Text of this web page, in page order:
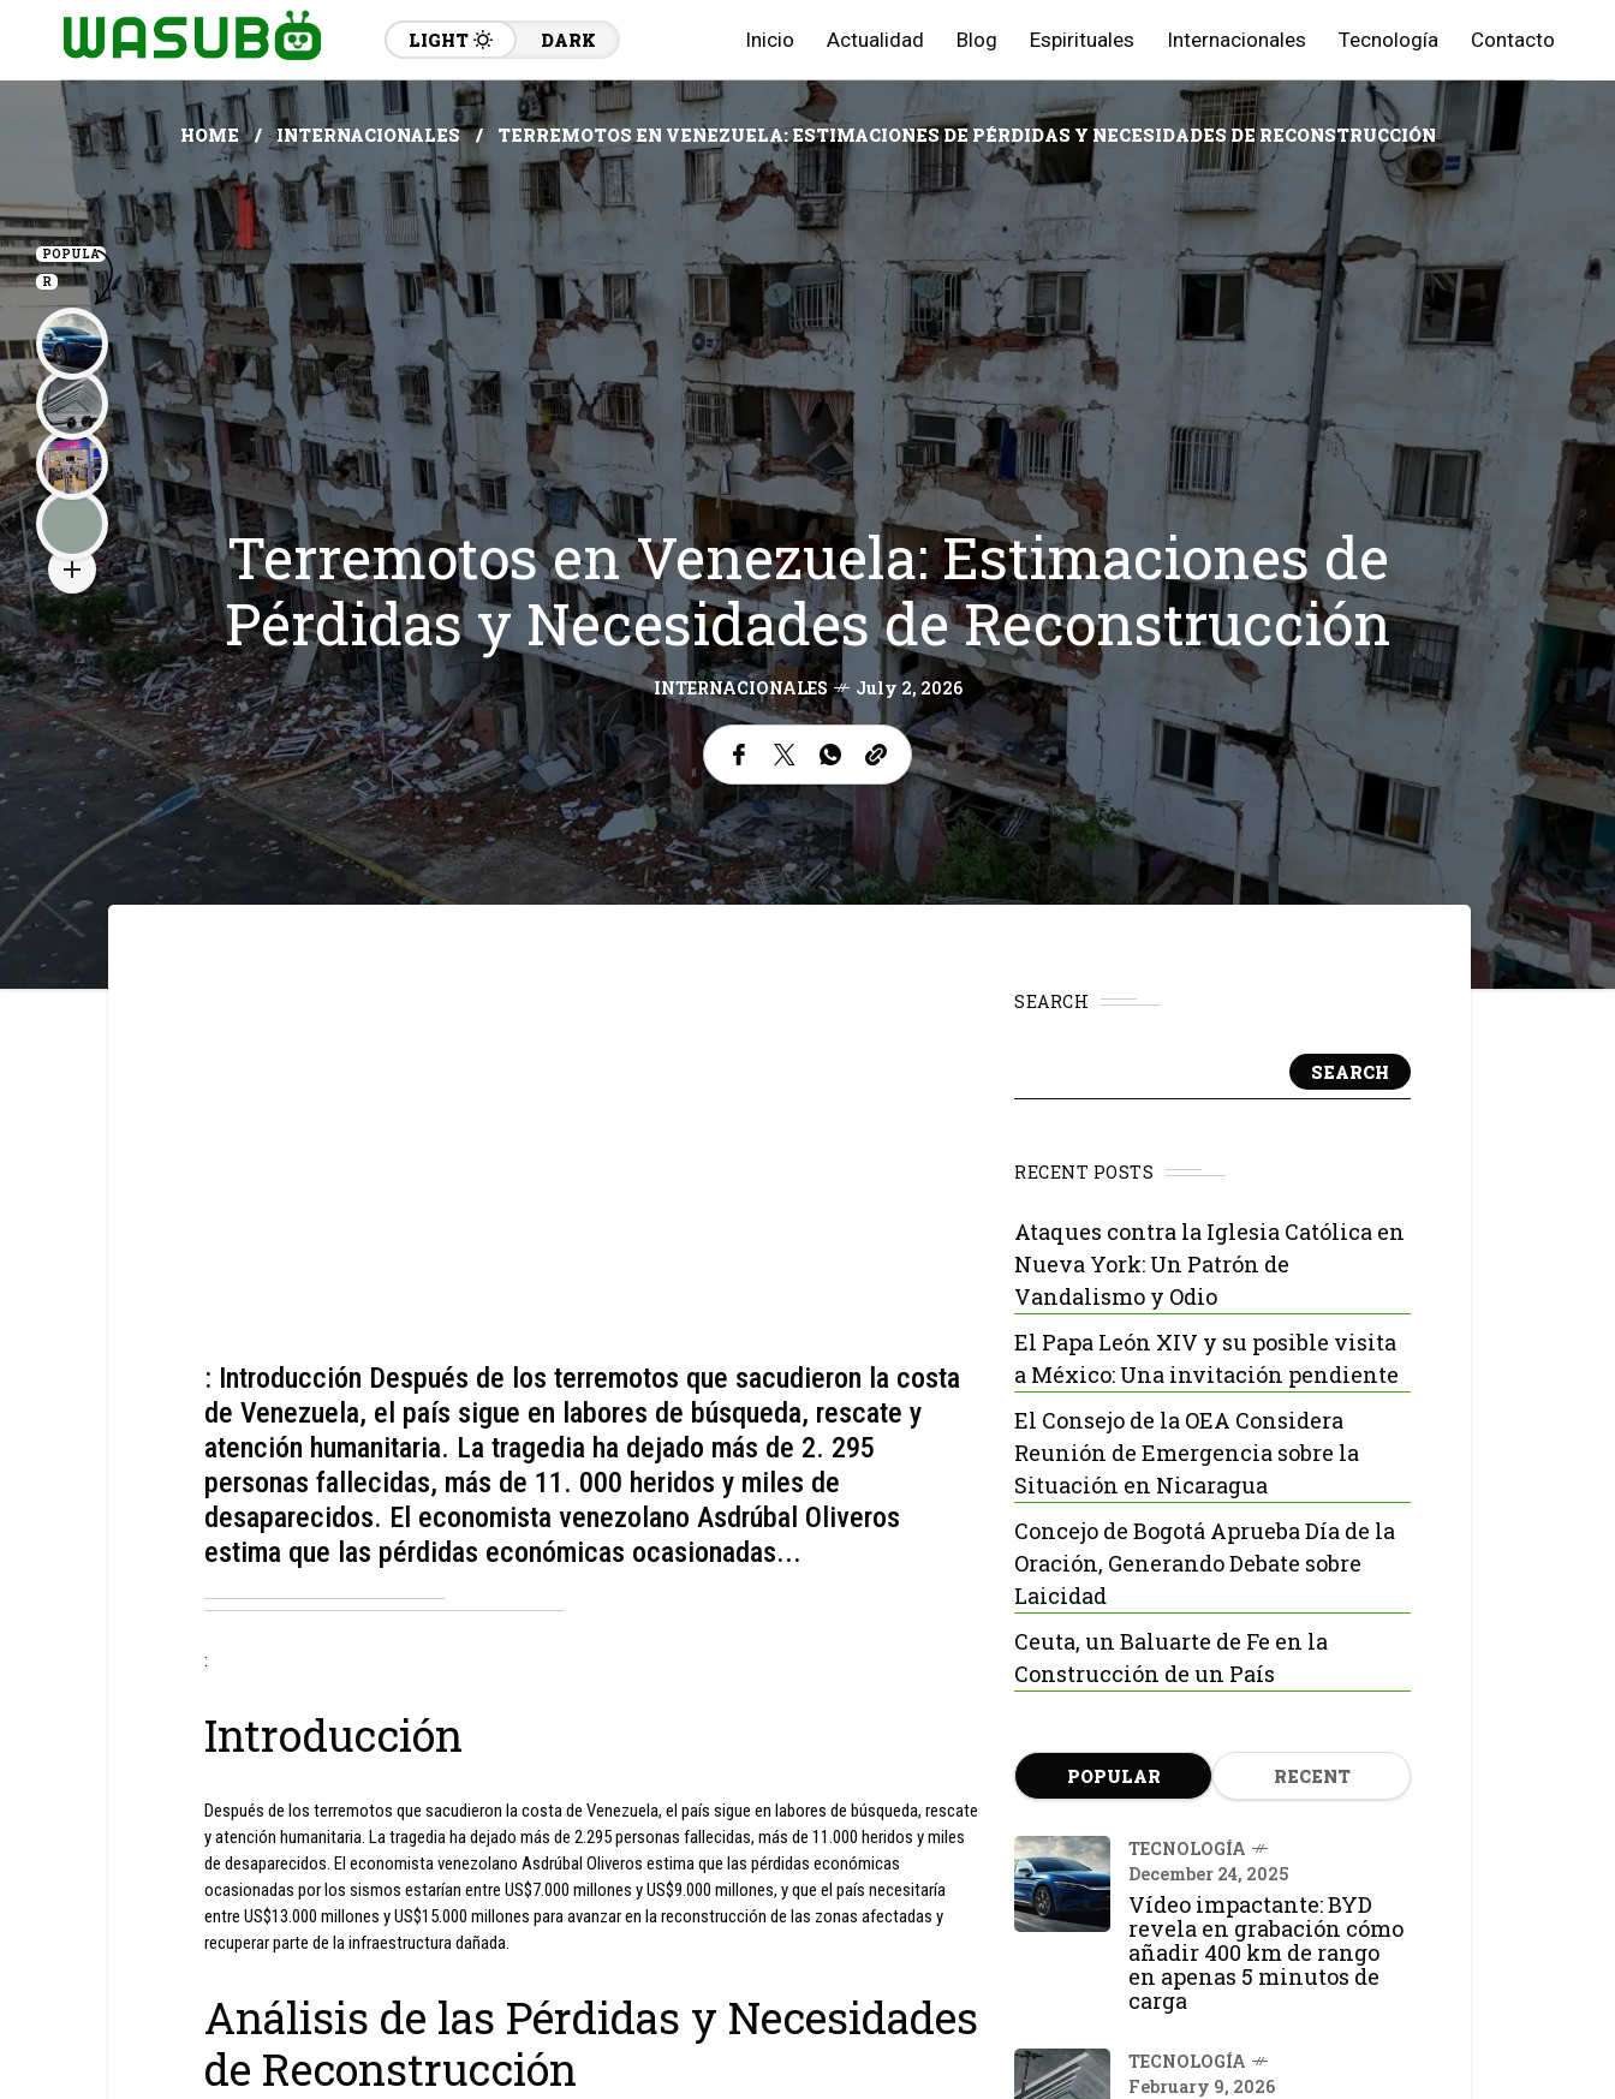
LIGHT DARK Inicio Actualidad Blog Espirituales Internacionales Tecnología Contacto
HOME INTERNACIONALES TERREMOTOS EN VENEZUELA: ESTIMACIONES DE PÉRDIDAS Y NECESIDADES DE RECONSTRUCCIÓN
Terremotos en Venezuela: Estimaciones de
Pérdidas y Necesidades de Reconstrucción
INTERNACIONALES July 2, 2026
: Introducción Después de los terremotos que sacudieron la costa
de Venezuela, el país sigue en labores de búsqueda, rescate y
atención humanitaria. La tragedia ha dejado más de 2. 295
personas fallecidas, más de 11. 000 heridos y miles de
desaparecidos. El economista venezolano Asdrúbal Oliveros
estima que las pérdidas económicas ocasionadas...
:
Introducción
Después de los terremotos que sacudieron la costa de Venezuela, el país sigue en labores de búsqueda, rescate
y atención humanitaria. La tragedia ha dejado más de 2.295 personas fallecidas, más de 11.000 heridos y miles
de desaparecidos. El economista venezolano Asdrúbal Oliveros estima que las pérdidas económicas
ocasionadas por los sismos estarían entre US$7.000 millones y US$9.000 millones, y que el país necesitaría
entre US$13.000 millones y US$15.000 millones para avanzar en la reconstrucción de las zonas afectadas y
recuperar parte de la infraestructura dañada.
Análisis de las Pérdidas y Necesidades
de Reconstrucción
SEARCH
SEARCH
RECENT POSTS
Ataques contra la Iglesia Católica en
Nueva York: Un Patrón de
Vandalismo y Odio
El Papa León XIV y su posible visita
a México: Una invitación pendiente
El Consejo de la OEA Considera
Reunión de Emergencia sobre la
Situación en Nicaragua
Concejo de Bogotá Aprueba Día de la
Oración, Generando Debate sobre
Laicidad
Ceuta, un Baluarte de Fe en la
Construcción de un País
POPULAR RECENT
TECNOLOGÍA
December 24, 2025
Vídeo impactante: BYD
revela en grabación cómo
añadir 400 km de rango
en apenas 5 minutos de
carga
TECNOLOGÍA
February 9, 2026
POPULA
R